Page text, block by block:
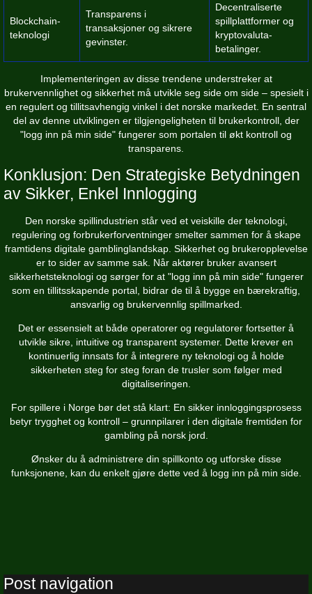
Blockchain-
teknologi
Transparens i
transaksjoner og sikrere
gevinster.
Decentraliserte
spillplattformer og
kryptovaluta-
betalinger.
Implementeringen av disse trendene understreker at
brukervennlighet og sikkerhet må utvikle seg side om side – spesielt i
en regulert og tillitsavhengig vinkel i det norske markedet. En sentral
del av denne utviklingen er tilgjengeligheten til brukerkontroll, der
"logg inn på min side" fungerer som portalen til økt kontroll og
transparens.
Konklusjon: Den Strategiske Betydningen
av Sikker, Enkel Innlogging
Den norske spillindustrien står ved et veiskille der teknologi,
regulering og forbrukerforventninger smelter sammen for å skape
framtidens digitale gamblinglandskap. Sikkerhet og brukeropplevelse
er to sider av samme sak. Når aktører bruker avansert
sikkerhetsteknologi og sørger for at "logg inn på min side" fungerer
som en tillitsskapende portal, bidrar de til å bygge en bærekraftig,
ansvarlig og brukervennlig spillmarked.
Det er essensielt at både operatorer og regulatorer fortsetter å
utvikle sikre, intuitive og transparent systemer. Dette krever en
kontinuerlig innsats for å integrere ny teknologi og å holde
sikkerheten steg for steg foran de trusler som følger med
digitaliseringen.
For spillere i Norge bør det stå klart: En sikker innloggingsprosess
betyr trygghet og kontroll – grunnpilarer i den digitale fremtiden for
gambling på norsk jord.
Ønsker du å administrere din spillkonto og utforske disse
funksjonene, kan du enkelt gjøre dette ved å logg inn på min side.
Post navigation